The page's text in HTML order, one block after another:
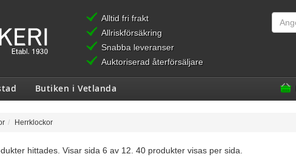
Alltid fri frakt
Allriskförsäkring
Snabba leveranser
Auktoriserad återförsäljare
Butiken i Vetlanda
Herrklockor
hittades. Visar sida 6 av 12. 40 produkter visas per sida.